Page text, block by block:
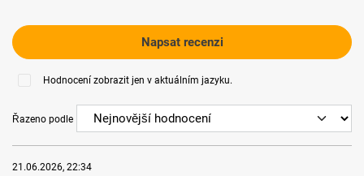
Napsat recenzi
Hodnocení zobrazit jen v aktuálním jazyku.
Řazeno podle
21.06.2026, 22:34